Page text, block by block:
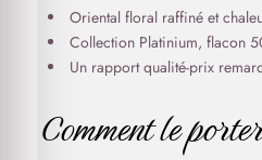
Oriental floral raffiné et
Collection Platinium, flacon
Un rapport qualité-prix
Comment le porter